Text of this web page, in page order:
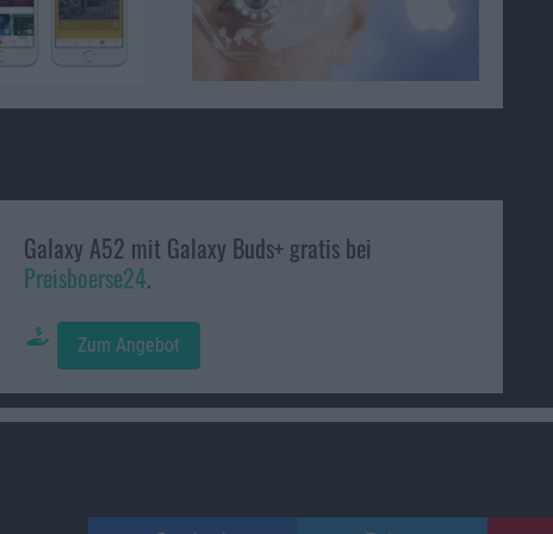
Galaxy A52 mit Galaxy Buds+ gratis bei
Preisboerse24.
Zum Angebot